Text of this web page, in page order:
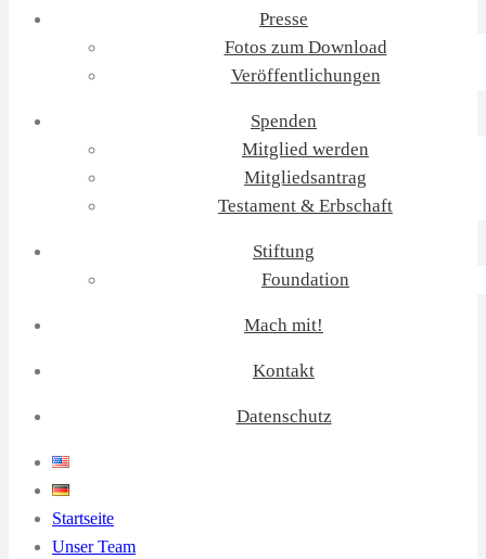
Presse
Fotos zum Download
Veröffentlichungen
Spenden
Mitglied werden
Mitgliedsantrag
Testament & Erbschaft
Stiftung
Foundation
Mach mit!
Kontakt
Datenschutz
Startseite
Unser Team